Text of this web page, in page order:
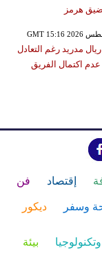
هرمز
مدريد رغم التعادل
اكتمال الفريق
إقتصاد فن
وسفر ديكور
بيئة